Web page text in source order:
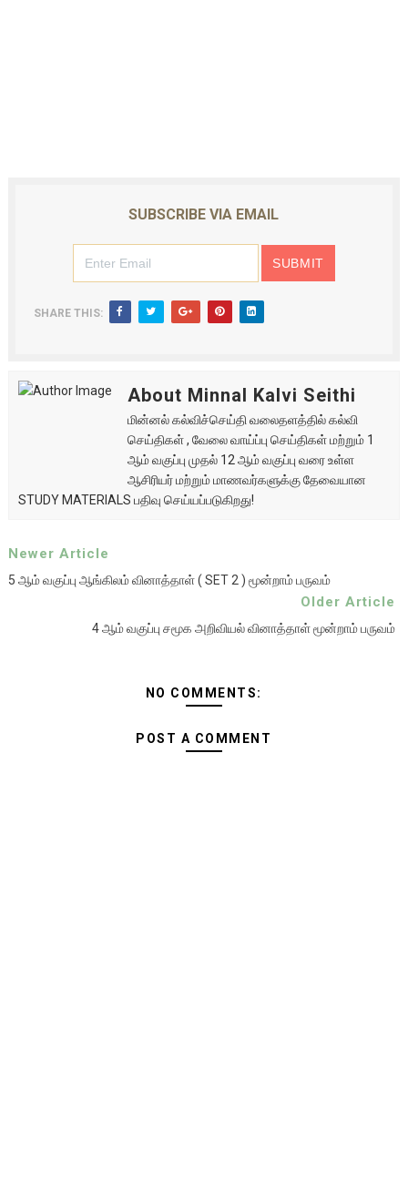
SUBSCRIBE VIA EMAIL
SHARE THIS:
About Minnal Kalvi Seithi
மின்னல் கல்விச்செய்தி வலைதளத்தில் கல்வி
செய்திகள் , வேலை வாய்ப்பு செய்திகள் மற்றும் 1
ஆம் வகுப்பு முதல் 12 ஆம் வகுப்பு வரை உள்ள
ஆசிரியர் மற்றும் மாணவர்களுக்கு தேவையான
STUDY MATERIALS பதிவு செய்யப்படுகிறது!
Newer Article
5 ஆம் வகுப்பு ஆங்கிலம் வினாத்தாள் ( SET 2 ) மூன்றாம் பருவம்
Older Article
4 ஆம் வகுப்பு சமூக அறிவியல் வினாத்தாள் மூன்றாம் பருவம்
NO COMMENTS:
POST A COMMENT